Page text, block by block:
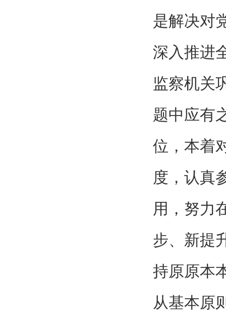
是解决对
深入推进
监察机关
题中应有
位，本着
度，认真
用，努力
步、新提
持原原本
从基本原